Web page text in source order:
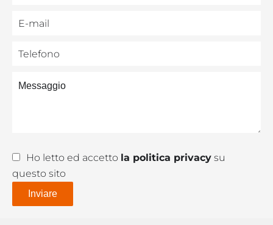
Ho letto ed accetto la politica privacy su
questo sito
Inviare